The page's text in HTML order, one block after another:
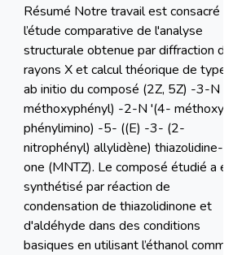
Résumé Notre travail est consacré à
l’étude comparative de l'analyse
structurale obtenue par diffraction
rayons X et calcul théorique de type
ab initio du composé (2Z, 5Z) -3-N
méthoxyphényl) -2-N '(4- méthoxy
phénylimino) -5- ((E) -3- (2-
nitrophényl) allylidène) thiazolidine-
one (MNTZ). Le composé étudié a
synthétisé par réaction de
condensation de thiazolidinone et
d'aldéhyde dans des conditions
basiques en utilisant l’éthanol comme